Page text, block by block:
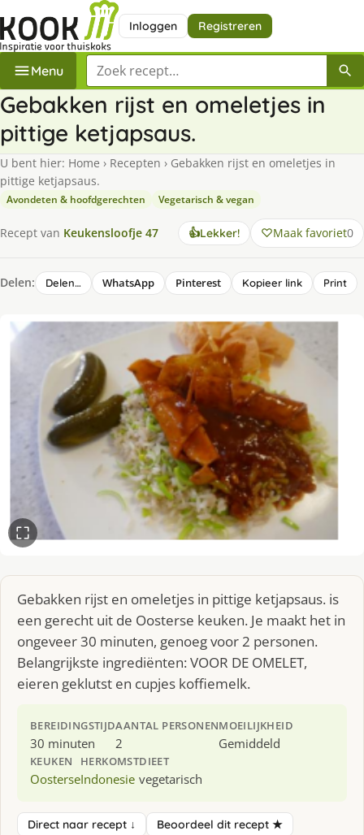
Inloggen Registreren
Menu Zoek een recept
Gebakken rijst en omeletjes in
pittige ketjapsaus.
U bent hier: Home › Recepten › Gebakken rijst en omeletjes in
pittige ketjapsaus.
Avondeten & hoofdgerechten Vegetarisch & vegan
Recept van Keukensloofje 47 👍Lekker! Maak favoriet0
Delen: Delen… WhatsApp Pinterest Kopieer link Print
Gebakken rijst en omeletjes in pittige ketjapsaus. is
een gerecht uit de Oosterse keuken. Je maakt het in
ongeveer 30 minuten, genoeg voor 2 personen.
Belangrijkste ingrediënten: VOOR DE OMELET,
eieren geklutst en cupjes koffiemelk.
BEREIDINGSTIJD
30 minuten
AANTAL PERSONEN
2
MOEILIJKHEID
Gemiddeld
KEUKEN
Oosterse
HERKOMST
Indonesie
DIEET
vegetarisch
Direct naar recept ↓ Beoordeel dit recept ★